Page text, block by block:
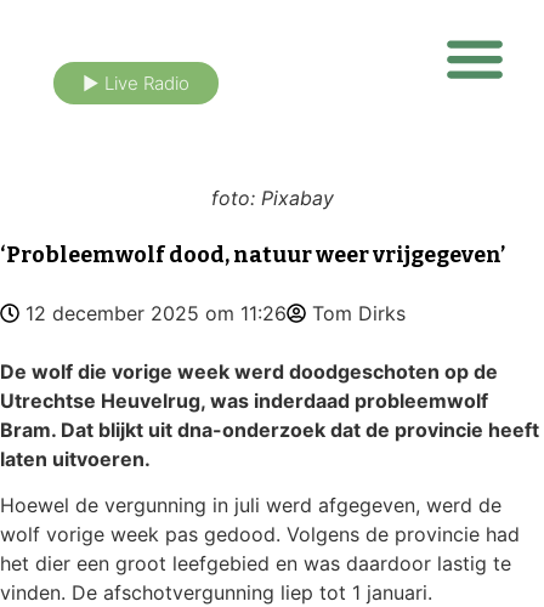
► Live Radio
foto: Pixabay
‘Probleemwolf dood, natuur weer vrijgegeven’
12 december 2025 om 11:26 Tom Dirks
De wolf die vorige week werd doodgeschoten op de
Utrechtse Heuvelrug, was inderdaad probleemwolf
Bram. Dat blijkt uit dna-onderzoek dat de provincie heeft
laten uitvoeren.
Hoewel de vergunning in juli werd afgegeven, werd de
wolf vorige week pas gedood. Volgens de provincie had
het dier een groot leefgebied en was daardoor lastig te
vinden. De afschotvergunning liep tot 1 januari.